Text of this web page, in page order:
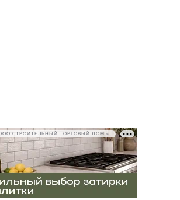
РЕКЛАМА • ООО СТРОИТЕЛЬНЫЙ ТОРГОВЫЙ ДОМ «ПЕТРОВИЧ», ИНН 7802348846